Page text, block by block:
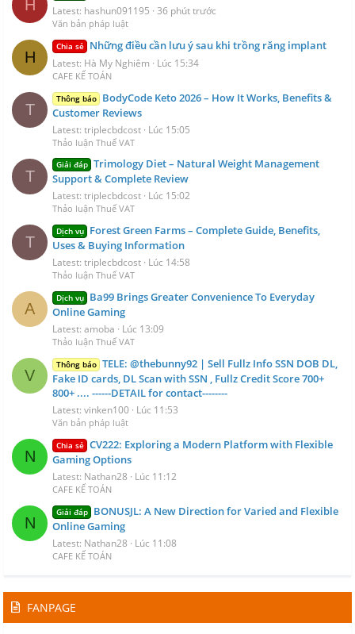
H Latest: hashun091195 36 phút trước
Văn bản pháp luật
H
Chia sẻ Những điều cần lưu ý sau khi trồng răng implant
Latest: Hà My Nghiêm Lúc 15:34
CAFE KẾ TOÁN
T
Thông báo BodyCode Keto 2026 – How It Works, Benefits &
Customer Reviews
Latest: triplecbdcost Lúc 15:05
Thảo luận Thuế VAT
T
Giải đáp Trimology Diet – Natural Weight Management
Support & Complete Review
Latest: triplecbdcost Lúc 15:02
Thảo luận Thuế VAT
T
Dịch vụ Forest Green Farms – Complete Guide, Benefits,
Uses & Buying Information
Latest: triplecbdcost Lúc 14:58
Thảo luận Thuế VAT
A
Dịch vụ Ba99 Brings Greater Convenience To Everyday
Online Gaming
Latest: amoba Lúc 13:09
Thảo luận Thuế VAT
V
Thông báo TELE: @thebunny92 | Sell Fullz Info SSN DOB DL,
Fake ID cards, DL Scan with SSN , Fullz Credit Score 700+
800+ .... ------DETAIL for contact--------
Latest: vinken100 Lúc 11:53
Văn bản pháp luật
N
Chia sẻ CV222: Exploring a Modern Platform with Flexible
Gaming Options
Latest: Nathan28 Lúc 11:12
CAFE KẾ TOÁN
N
Giải đáp BONUSJL: A New Direction for Varied and Flexible
Online Gaming
Latest: Nathan28 Lúc 11:08
CAFE KẾ TOÁN
FANPAGE